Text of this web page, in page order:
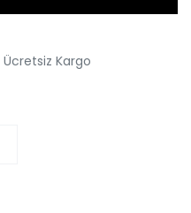
Ücretsiz Kargo